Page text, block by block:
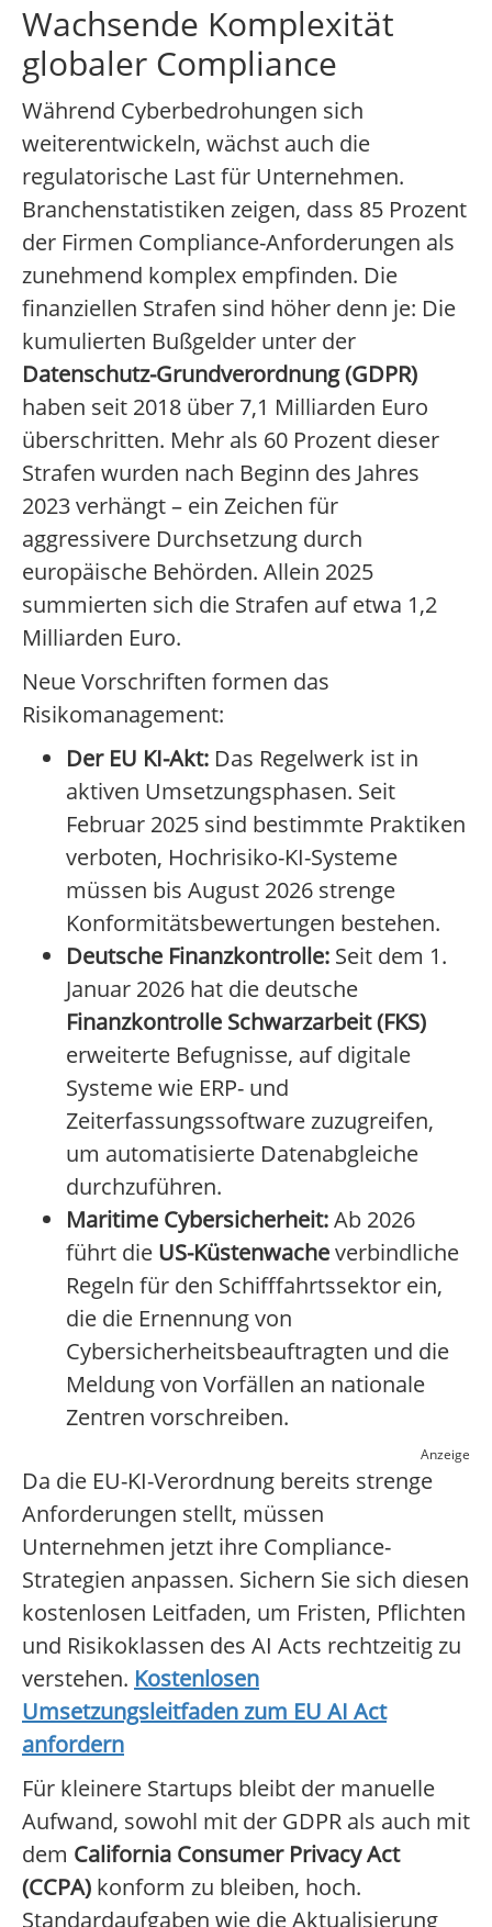
Wachsende Komplexität
globaler Compliance
Während Cyberbedrohungen sich
weiterentwickeln, wächst auch die
regulatorische Last für Unternehmen.
Branchenstatistiken zeigen, dass 85 Prozent
der Firmen Compliance-Anforderungen als
zunehmend komplex empfinden. Die
finanziellen Strafen sind höher denn je: Die
kumulierten Bußgelder unter der
Datenschutz-Grundverordnung (GDPR)
haben seit 2018 über 7,1 Milliarden Euro
überschritten. Mehr als 60 Prozent dieser
Strafen wurden nach Beginn des Jahres
2023 verhängt – ein Zeichen für
aggressivere Durchsetzung durch
europäische Behörden. Allein 2025
summierten sich die Strafen auf etwa 1,2
Milliarden Euro.
Neue Vorschriften formen das
Risikomanagement:
Der EU KI-Akt: Das Regelwerk ist in
aktiven Umsetzungsphasen. Seit
Februar 2025 sind bestimmte Praktiken
verboten, Hochrisiko-KI-Systeme
müssen bis August 2026 strenge
Konformitätsbewertungen bestehen.
Deutsche Finanzkontrolle: Seit dem 1.
Januar 2026 hat die deutsche
Finanzkontrolle Schwarzarbeit (FKS)
erweiterte Befugnisse, auf digitale
Systeme wie ERP- und
Zeiterfassungssoftware zuzugreifen,
um automatisierte Datenabgleiche
durchzuführen.
Maritime Cybersicherheit:Ab 2026
führt die US-Küstenwacheverbindliche
Regeln für den Schifffahrtssektor ein,
die die Ernennung von
Cybersicherheitsbeauftragten und die
Meldung von Vorfällen an nationale
Zentren vorschreiben.
Anzeige
Da die EU-KI-Verordnung bereits strenge
Anforderungen stellt, müssen
Unternehmen jetzt ihre Compliance-
Strategien anpassen. Sichern Sie sich diesen
kostenlosen Leitfaden, um Fristen, Pflichten
und Risikoklassen des AI Acts rechtzeitig zu
verstehen. Kostenlosen
Umsetzungsleitfaden zum EU AI Act
anfordern
Für kleinere Startups bleibt der manuelle
Aufwand, sowohl mit der GDPR als auch mit
dem California Consumer Privacy Act
(CCPA) konform zu bleiben, hoch.
Standardaufgaben wie die Aktualisierung